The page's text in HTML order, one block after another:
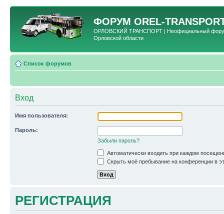
ФОРУМ OREL-
ОРЛОВСКИЙ ТРАНСПОРТ | Неофициальный форум
Орловской области
Список форумов
Вход
Имя пользователя:
Пароль:
Забыли пароль?
Автоматически входить при каждом
Скрыть моё пребывание на конференции в
РЕГИСТРАЦИЯ